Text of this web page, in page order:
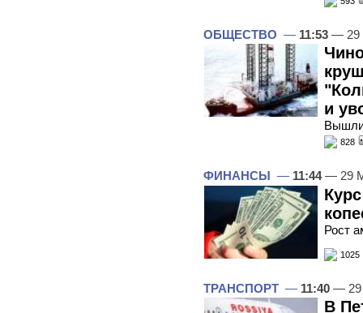
ОБЩЕСТВО — 11:53 — 29
и
828
ФИНАНСЫ — 11:44— 29
Рост
1025
ТРАНСПОРТ — 11:40 — 29
В